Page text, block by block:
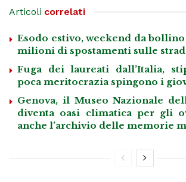
Articoli correlati
Esodo estivo, weekend da
milioni di spostamenti sulle
Fuga dei laureati dall’Italia,
poca meritocrazia spingono i
Genova, il Museo Nazionale
diventa oasi climatica per gli
anche l’archivio delle memorie